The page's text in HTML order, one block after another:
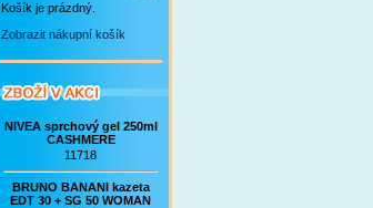
Košík je prázdný.
Zobrazit nákupní košík
NIVEA sprchový gel 250ml
CASHMERE
11718
BRUNO BANANI kazeta
EDT 30 + SG 50 WOMAN